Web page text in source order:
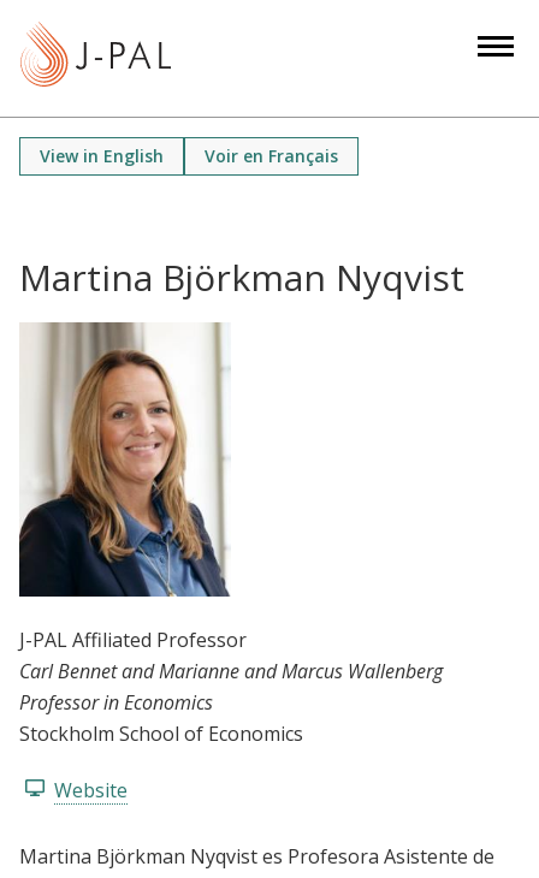
View in English Voir en Français
Martina Björkman Nyqvist
J-PAL Affiliated Professor
Carl Bennet and Marianne and Marcus Wallenberg
Professor in Economics
Stockholm School of Economics
Website
Martina Björkman Nyqvist es Profesora Asistente de